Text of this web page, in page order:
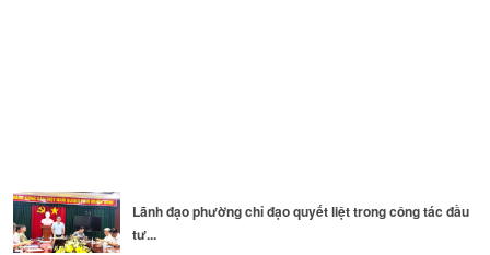
Lãnh đạo phường chỉ đạo quyết liệt trong công tác đầu
tư...